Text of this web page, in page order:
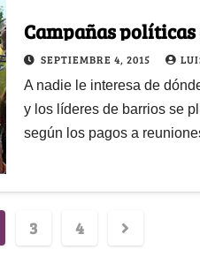
Campañas políticas
SEPTIEMBRE 4, 2015
A nadie le interesa de
y los líderes de barrios se
según los pagos a
3 4